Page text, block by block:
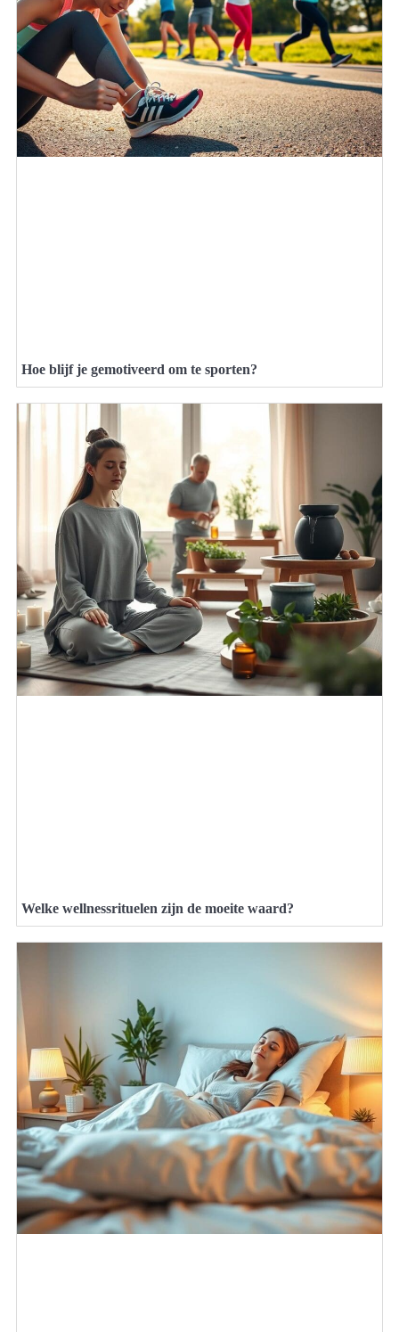
Hoe blijf je gemotiveerd om te sporten?
Welke wellnessrituelen zijn de moeite waard?